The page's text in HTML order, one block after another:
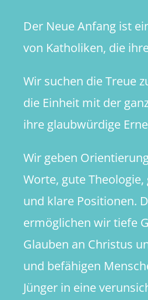
Der Neue Anfang ist
von Katholiken, die
Wir suchen die Treue
die Einheit mit der
ihre glaubwürdige
Wir geben
Worte, gute
und klare Positionen.
ermöglichen wir tiefe
Glauben an Christus
und befähigen
Jünger in eine